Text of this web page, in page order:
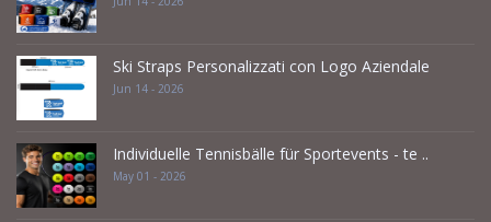
Ski Straps Personalizzati con Logo Aziendale
Jun 14 - 2026
Individuelle Tennisbälle für Sportevents - te ..
May 01 - 2026